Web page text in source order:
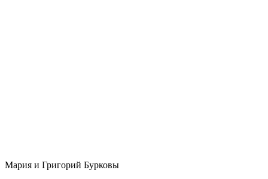
Мария и Григорий Бурковы